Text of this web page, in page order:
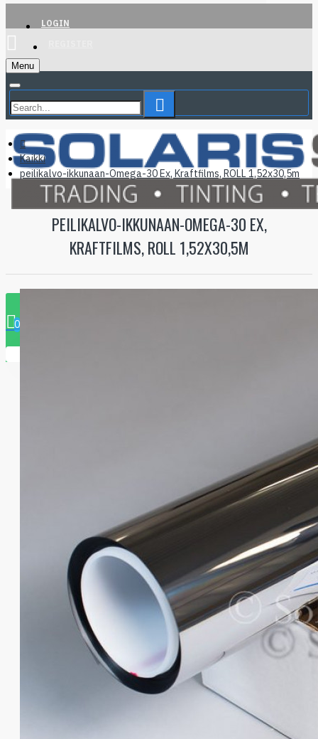
LOGIN
Menu
0
Kaikki
peilikalvo-ikkunaan-Omega-30 Ex, Kraftfilms, ROLL 1,52x30,5m
PEILIKALVO-IKKUNAAN-OMEGA-30 EX,
KRAFTFILMS, ROLL 1,52X30,5M